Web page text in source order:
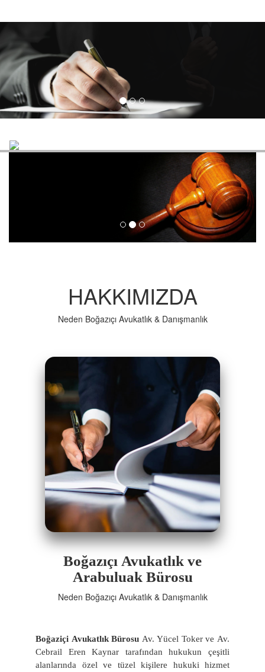
HAKKIMIZDA
Neden Boğazıçı Avukatlık & Danışmanlık
Boğazıçı Avukatlık ve
Arabuluak Bürosu
Neden Boğazıçı Avukatlık & Danışmanlık
Boğaziçi Avukatlık Bürosu Av. Yücel Toker ve Av.
Cebrail Eren Kaynar tarafından hukukun çeşitli
alanlarında özel ve tüzel kişilere hukuki hizmet